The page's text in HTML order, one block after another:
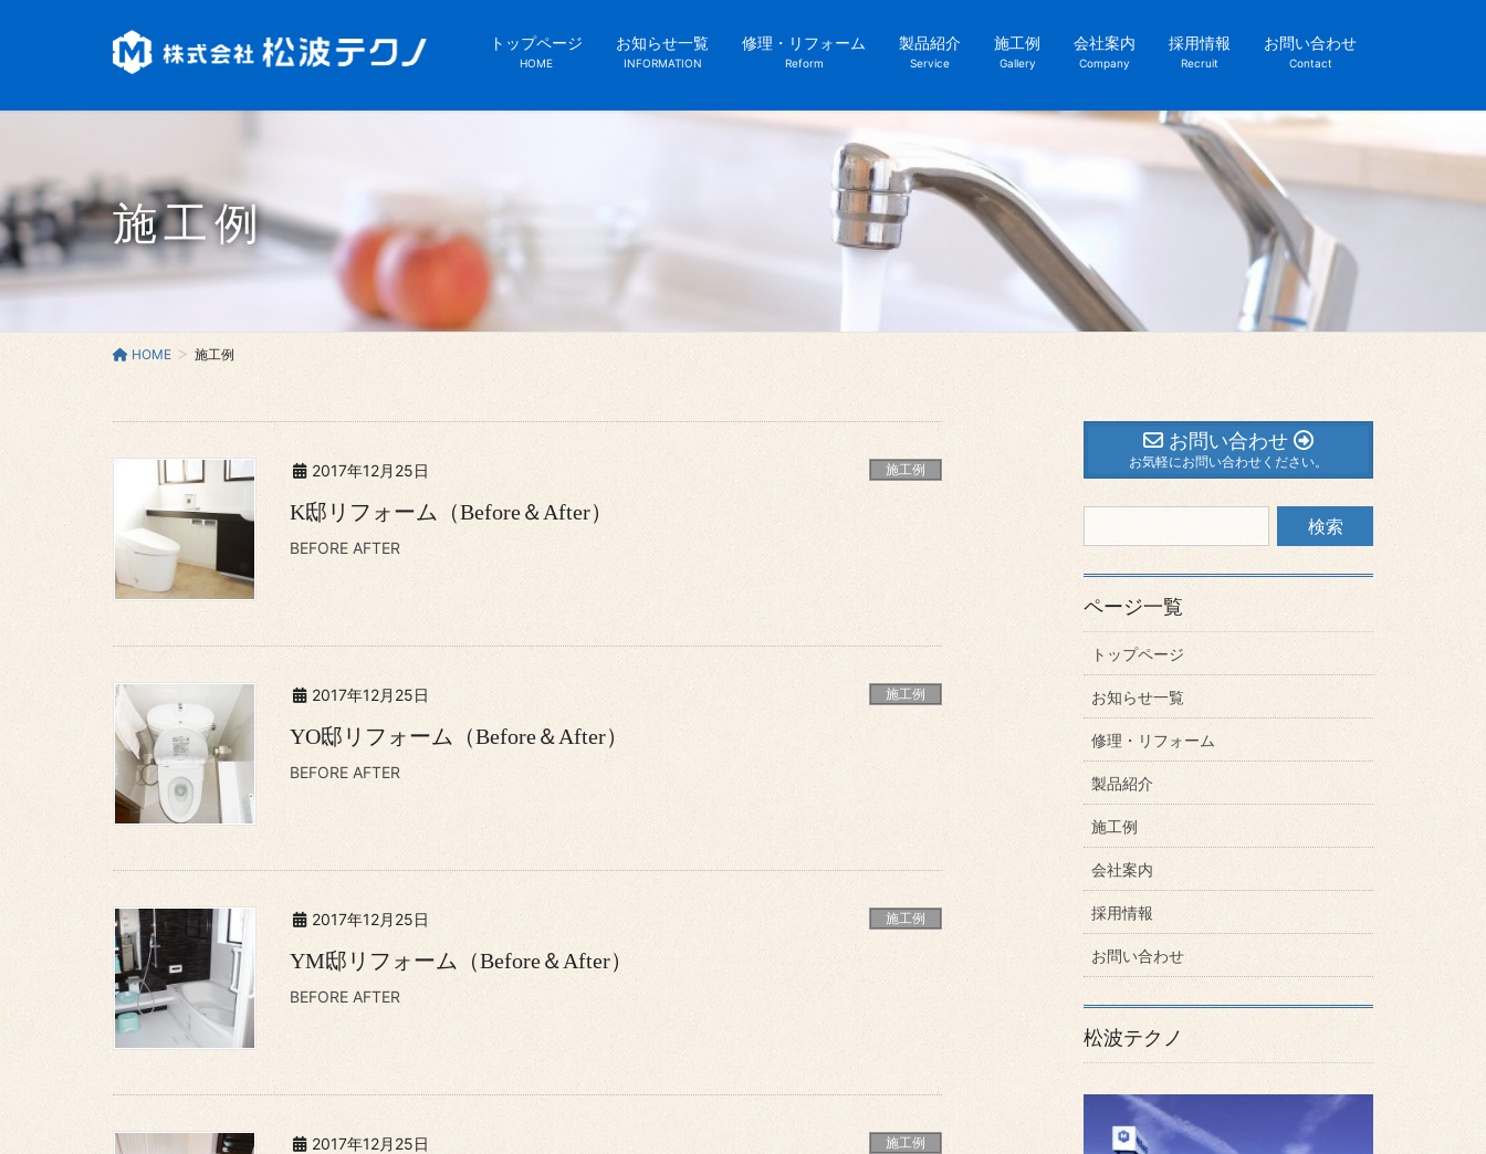
トップページ
HOME
お知らせ一覧
INFORMATION
修理・リフォーム
Reform
製品紹介
Service
施工例
Gallery
会社案内
Company
採用情報
Recruit
お問い合わせ
Contact
施工例
HOME 施工例
2017年12月25日 施工例
K邸リフォーム（Before＆After）
BEFORE AFTER
2017年12月25日 施工例
YO邸リフォーム（Before＆After）
BEFORE AFTER
2017年12月25日 施工例
YM邸リフォーム（Before＆After）
BEFORE AFTER
2017年12月25日 施工例
お問い合わせ
お気軽にお問い合わせください。
ページ一覧
トップページ
お知らせ一覧
修理・リフォーム
製品紹介
施工例
会社案内
採用情報
お問い合わせ
松波テクノ